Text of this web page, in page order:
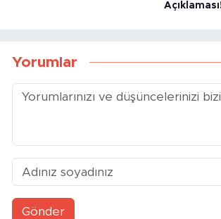
Açıklaması!
Yorumlar
Gönder